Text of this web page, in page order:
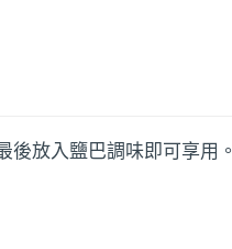
後放入鹽巴調味即可享用。